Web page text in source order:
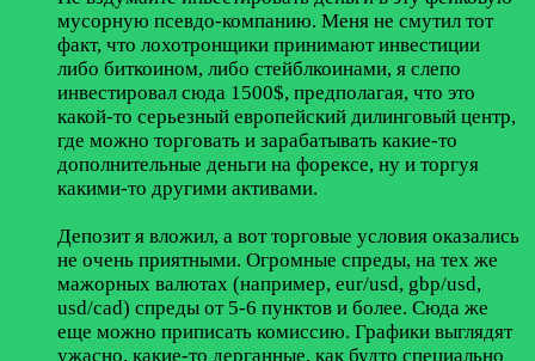
мусорную псевдо-компанию. Меня не смутил тот
факт, что лохотронщики принимают инвестиции
либо биткоином, либо стейблкоинами, я слепо
инвестировал сюда 1500$, предполагая, что это
какой-то серьезный европейский дилинговый центр,
где можно торговать и зарабатывать какие-то
дополнительные деньги на форексе, ну и торгуя
какими-то другими активами.
Депозит я вложил, а вот торговые условия оказались
не очень приятными. Огромные спреды, на тех же
мажорных валютах (например, eur/usd, gbp/usd,
usd/cad) спреды от 5-6 пунктов и более. Сюда же
еще можно приписать комиссию. Графики выглядят
ужасно, какие-то дерганные, как будто специально